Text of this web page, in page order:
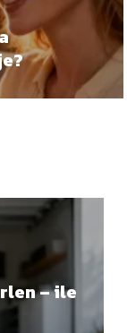
– ile